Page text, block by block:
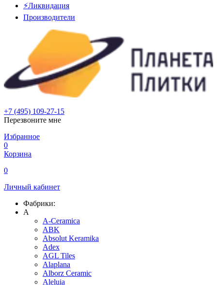
⚡Ликвидация
Производители
+7 (495) 109-27-15
Перезвоните мне
Избранное
0
Корзина
0
Личный кабинет
Фабрики:
A
A-Ceramica
ABK
Absolut Keramika
Adex
AGL Tiles
Alaplana
Alborz Ceramic
Aleluia